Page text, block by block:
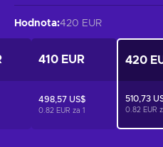
Hodnota:420 EUR
410 EUR
498,57 US$
0.82 EUR za 1
420
510,73
0.82 EUR